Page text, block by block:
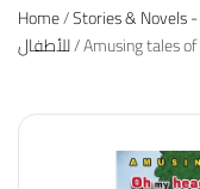
Home/
للأطفال